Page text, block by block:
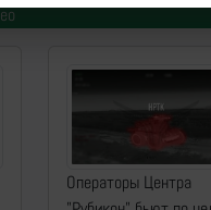
Операторы Центра